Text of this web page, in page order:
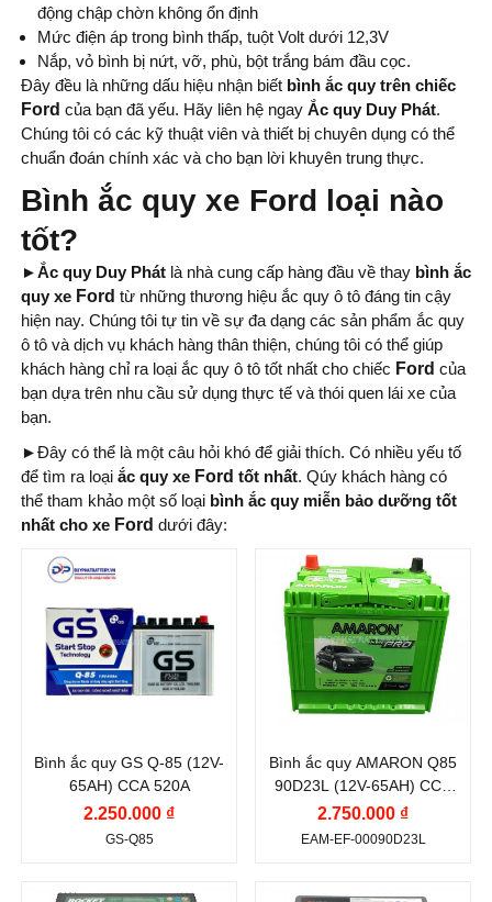
động chập chờn không ổn định
Mức điện áp trong bình thấp, tuột Volt dưới 12,3V
Nắp, vỏ bình bị nứt, vỡ, phù, bột trắng bám đầu cọc.
Đây đều là những dấu hiệu nhận biết bình ắc quy trên chiếc
Ford của bạn đã yếu. Hãy liên hệ ngay Ắc quy Duy Phát.
Chúng tôi có các kỹ thuật viên và thiết bị chuyên dụng có thể
chuẩn đoán chính xác và cho bạn lời khuyên trung thực.
Bình ắc quy xe Ford loại nào
tốt?
►Ắc quy Duy Phát là nhà cung cấp hàng đầu về thay bình ắc
quy xe Ford từ những thương hiệu ắc quy ô tô đáng tin cậy
hiện nay. Chúng tôi tự tin về sự đa dạng các sản phẩm ắc quy
ô tô và dịch vụ khách hàng thân thiện, chúng tôi có thể giúp
khách hàng chỉ ra loại ắc quy ô tô tốt nhất cho chiếc Ford của
bạn dựa trên nhu cầu sử dụng thực tế và thói quen lái xe của
bạn.
►Đây có thể là một câu hỏi khó để giải thích. Có nhiều yếu tố
để tìm ra loại ắc quy xe Ford tốt nhất. Qúy khách hàng có
thể tham khảo một số loại bình ắc quy miễn bảo dưỡng tốt
nhất cho xe Ford dưới đây:
Thương hiệu ắc
GS
Điện thế (V):12 V
65
Dòng khởi động
CCA (A):
(Enhanced Flooded
Bình ắc quy GS Q-85 (12V-
65AH) CCA 520A
2.250.000 ₫
GS-Q85
Thương hiệu ắc
quy:
AMARON
Điện thế (V):
12 V
Dung lượng (Ah):65
Dòng khởi động
CCA (A):
(Enhanced Flooded
Bình ắc quy AMARON Q85
90D23L (12V-65AH) CCA
600A
2.750.000 ₫
EAM-EF-00090D23L